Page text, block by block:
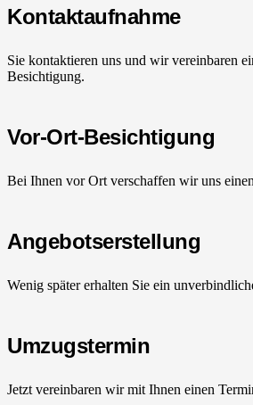
Kontaktaufnahme
Sie kontaktieren uns und wir vereinbaren
Besichtigung.
Vor-Ort-Besichtigung
Bei Ihnen vor Ort verschaffen wir uns
Angebotserstellung
Wenig später erhalten Sie ein
Umzugstermin
Jetzt vereinbaren wir mit Ihnen einen